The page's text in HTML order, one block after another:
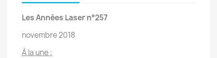
Les Années Laser n°257
novembre 2018
À la une :